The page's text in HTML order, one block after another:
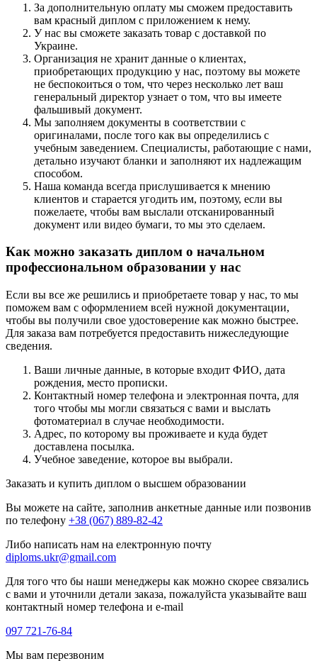
За дополнительную оплату мы сможем предоставить
вам красный диплом с приложением к нему.
У нас вы сможете заказать товар с доставкой по
Украине.
Организация не хранит данные о клиентах,
приобретающих продукцию у нас, поэтому вы можете
не беспокоиться о том, что через несколько лет ваш
генеральный директор узнает о том, что вы имеете
фальшивый документ.
Мы заполняем документы в соответствии с
оригиналами, после того как вы определились с
учебным заведением. Специалисты, работающие с нами,
детально изучают бланки и заполняют их надлежащим
способом.
Наша команда всегда прислушивается к мнению
клиентов и старается угодить им, поэтому, если вы
пожелаете, чтобы вам выслали отсканированный
документ или видео бумаги, то мы это сделаем.
Как можно заказать диплом о начальном
профессиональном образовании у нас
Если вы все же решились и приобретаете товар у нас, то мы
поможем вам с оформлением всей нужной документации,
чтобы вы получили свое удостоверение как можно быстрее.
Для заказа вам потребуется предоставить нижеследующие
сведения.
Ваши личные данные, в которые входит ФИО, дата
рождения, место прописки.
Контактный номер телефона и электронная почта, для
того чтобы мы могли связаться с вами и выслать
фотоматериал в случае необходимости.
Адрес, по которому вы проживаете и куда будет
доставлена посылка.
Учебное заведение, которое вы выбрали.
Заказать и купить диплом о высшем образовании
Вы можете на сайте, заполнив анкетные данные или позвонив
по телефону +38 (067) 889-82-42
Либо написать нам на електронную почту
diploms.ukr@gmail.com
Для того что бы наши менеджеры как можно скорее связались
с вами и уточнили детали заказа, пожалуйста указывайте ваш
контактный номер телефона и e-mail
097 721-76-84
Мы вам перезвоним